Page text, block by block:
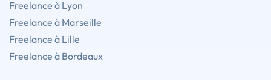
Freelance à Lyon
Freelance à Marseille
Freelance à Lille
Freelance à Bordeaux